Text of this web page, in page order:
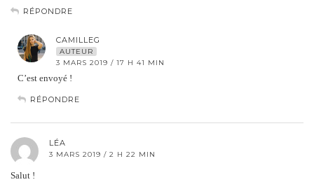
RÉPONDRE
CAMILLEG
AUTEUR
3 MARS 2019 / 17 H 41 MIN
C’est envoyé !
RÉPONDRE
LÉA
3 MARS 2019 / 2 H 22 MIN
Salut !